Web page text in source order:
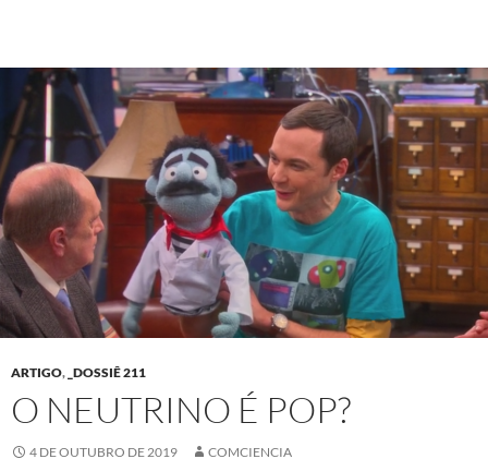
ARTIGO, _DOSSIÊ 211
O NEUTRINO É POP?
4 DE OUTUBRO DE 2019 COMCIENCIA